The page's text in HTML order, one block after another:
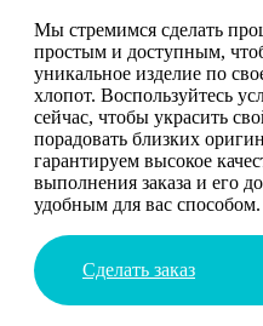
Мы стремимся сделать
простым и доступным,
уникальное изделие по
хлопот. Воспользуйтесь
сейчас, чтобы украсить
порадовать близких
гарантируем высокое
выполнения заказа и его
удобным для вас способом.
Сделать заказ